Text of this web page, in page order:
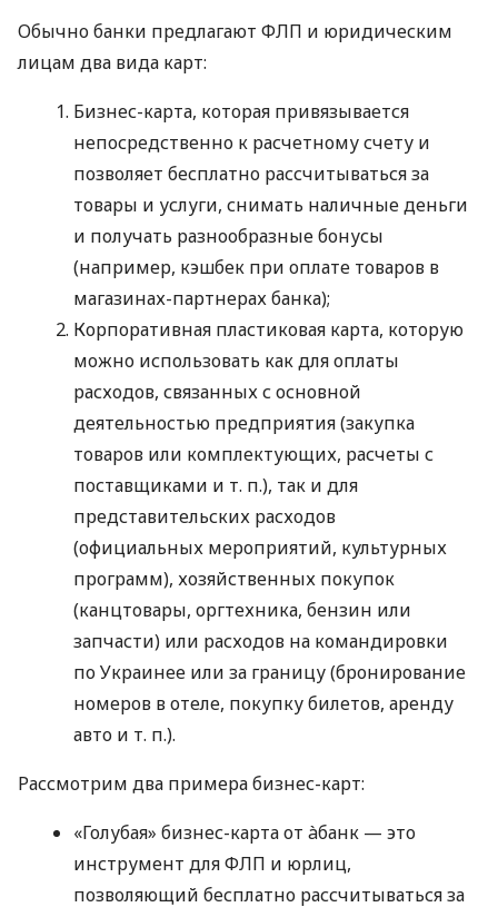
Обычно банки предлагают ФЛП и юридическим
лицам два вида карт:
Бизнес-карта, которая привязывается
непосредственно к расчетному счету и
позволяет бесплатно рассчитываться за
товары и услуги, снимать наличные деньги
и получать разнообразные бонусы
(например, кэшбек при оплате товаров в
магазинах-партнерах банка);
Корпоративная пластиковая карта, которую
можно использовать как для оплаты
расходов, связанных с основной
деятельностью предприятия (закупка
товаров или комплектующих, расчеты с
поставщиками и т. п.), так и для
представительских расходов
(официальных мероприятий, культурных
программ), хозяйственных покупок
(канцтовары, оргтехника, бензин или
запчасти) или расходов на командировки
по Украинее или за границу (бронирование
номеров в отеле, покупку билетов, аренду
авто и т. п.).
Рассмотрим два примера бизнес-карт:
«Голубая» бизнес-карта от àбанк — это
инструмент для ФЛП и юрлиц,
позволяющий бесплатно рассчитываться за